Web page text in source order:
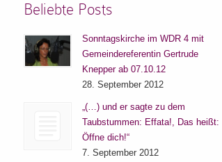
Beliebte Posts
Sonntagskirche im WDR 4 mit
Gemeindereferentin Gertrude
Knepper ab 07.10.12
28. September 2012
„(…) und er sagte zu dem
Taubstummen: Effata!, Das heißt:
Öffne dich!“
7. September 2012